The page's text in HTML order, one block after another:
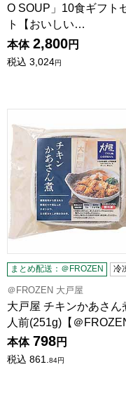
O SOUP」10食ギフト
ト【おいしい…
本体 2,800円
税込 3,024円
まとめ配送：＠FROZEN 冷
＠FROZEN 大戸屋
大戸屋 チキンかあさん
人前(251g)【＠
本体 798円
税込 861.84円